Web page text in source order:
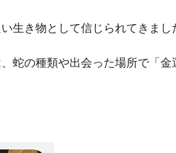
生き物として信じられてきまし
蛇の種類や出会った場所で「